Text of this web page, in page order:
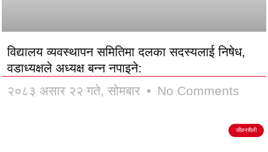
विद्यालय व्यवस्थापन समितिमा दलका सदस्यलाई निषेध,
वडाध्यक्षले अध्यक्ष बन्न नपाइने:
२०८३ असार २२ गते, सोमबार
No Comments
जीवनशैली